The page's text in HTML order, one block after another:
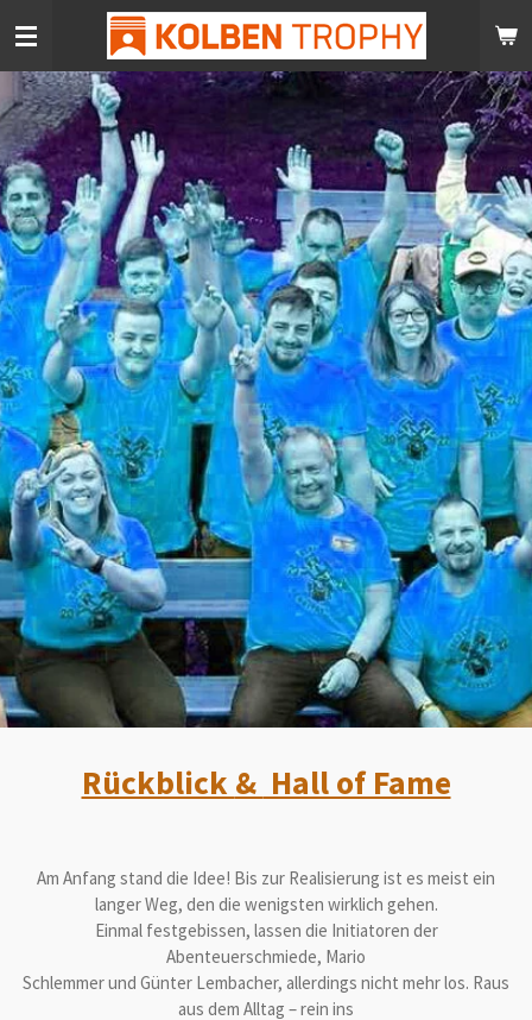
Zum
Hauptinhalt
springen
Rückblick & Hall of Fame
Am Anfang stand die Idee! Bis zur Realisierung ist es meist ein
langer Weg, den die wenigsten wirklich gehen.
Einmal festgebissen, lassen die Initiatoren der
Abenteuerschmiede, Mario
Schlemmer und Günter Lembacher, allerdings nicht mehr los. Raus
aus dem Alltag – rein ins